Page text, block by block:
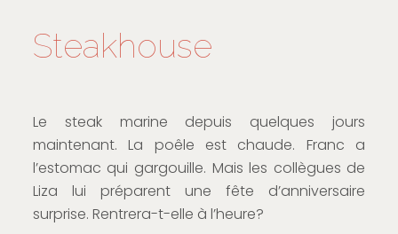
Steakhouse
Le steak marine depuis quelques jours
maintenant. La poêle est chaude. Franc a
l’estomac qui gargouille. Mais les collègues de
Liza lui préparent une fête d’anniversaire
surprise. Rentrera-t-elle à l’heure?